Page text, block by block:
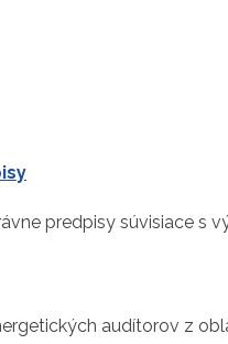
predpisy súvisiace s
audítorov z